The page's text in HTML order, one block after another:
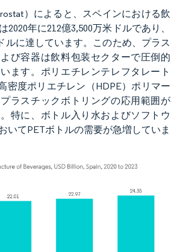
）によると、スペインにおける飲
2020年に212億3,500万米ドルであり、
ルに達しています。このため、プラス
び容器は飲料包装セクターで圧倒的
ます。ポリエチレンテレフタレート
密度ポリエチレン（HDPE）ポリマー
ラスチックボトリングの応用範囲が
特に、ボトル入り水およびソフトウ
いてPETボトルの需要が急増していま